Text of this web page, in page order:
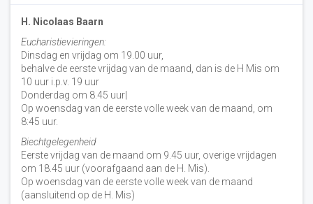
H. Nicolaas Baarn
Eucharistievieringen:
Dinsdag en vrijdag om 19.00 uur,
behalve de eerste vrijdag van de maand, dan is de H Mis om
10 uur i.p.v. 19 uur
Donderdag om 8.45 uur|
Op woensdag van de eerste volle week van de maand, om
8:45 uur.
Biechtgelegenheid
Eerste vrijdag van de maand om 9.45 uur, overige vrijdagen
om 18.45 uur (voorafgaand aan de H. Mis).
Op woensdag van de eerste volle week van de maand
(aansluitend op de H. Mis)